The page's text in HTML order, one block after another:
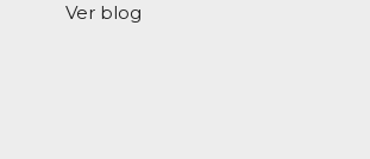
Ver blog